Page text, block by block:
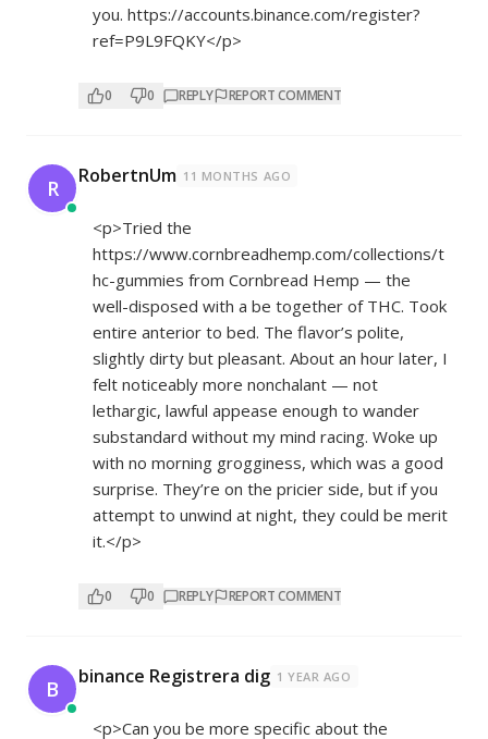
you. https://accounts.binance.com/register?
ref=P9L9FQKY</p>
0 0 REPLY REPORT COMMENT
R RobertnUm 11 MONTHS AGO
<p>Tried the
https://www.cornbreadhemp.com/collections/t
hc-gummies from Cornbread Hemp — the
well-disposed with a be together of THC. Took
entire anterior to bed. The flavor’s polite,
slightly dirty but pleasant. About an hour later, I
felt noticeably more nonchalant — not
lethargic, lawful appease enough to wander
substandard without my mind racing. Woke up
with no morning grogginess, which was a good
surprise. They’re on the pricier side, but if you
attempt to unwind at night, they could be merit
it.</p>
0 0 REPLY REPORT COMMENT
B binance Registrera dig 1 YEAR AGO
<p>Can you be more specific about the